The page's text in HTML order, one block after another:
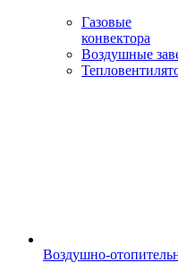
Газовые
конвектора
Воздушные
Воздушно-